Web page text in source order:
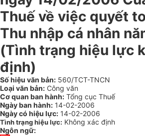
Thuế về việc quyết
Thu nhập cá nhân
(Tình trạng hiệu lực
định)
Số hiệu văn bản: 560/TCT-TNCN
Loại văn bản: Công văn
Cơ quan ban hành: Tổng cục Thuế
Ngày ban hành: 14-02-2006
Ngày có hiệu lực: 14-02-2006
Tình trạng hiệu lực: Không xác định
Ngôn ngữ: